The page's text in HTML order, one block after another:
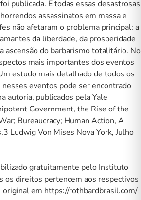
publicada. E todas essas desastrosas
assassinatos em massa e
não afetaram o problema principal: a
da liberdade, da prosperidade
do barbarismo totalitário. No
mais importantes dos eventos
estudo mais detalhado de todos os
eventos pode ser encontrado
autoria, publicados pela Yale
Bureaucracy; Human Action, A
Ludwig Von Mises Nova York, Julho
gratuitamente pelo Instituto
os direitos pertencem aos respectivos
original em https://rothbardbrasil.com/